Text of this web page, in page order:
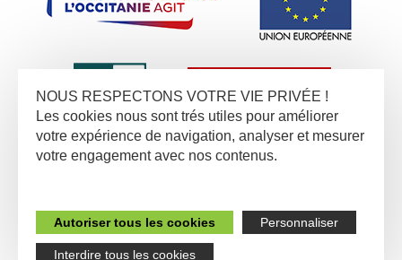
NOUS RESPECTONS VOTRE VIE PRIVÉE !
Les cookies nous sont trés utiles pour améliorer
votre expérience de navigation, analyser et mesurer
votre engagement avec nos contenus.
Autoriser tous les cookies Personnaliser
Interdire tous les cookies